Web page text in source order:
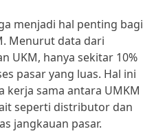
menjadi hal penting bagi
Menurut data dari
UKM, hanya sekitar 10%
pasar yang luas. Hal ini
sama antara UMKM
seperti distributor dan
jangkauan pasar.